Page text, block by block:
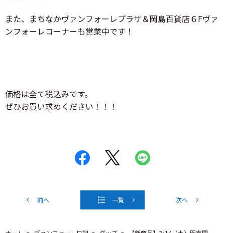
また、まちなかヴァンフォーレプラザ＆岡島百貨店６Fヴァ
ンフォーレコーナーも営業中です！
価格は全て税込みです。
ぜひお買い求めください！！！
前へ 一覧 次へ